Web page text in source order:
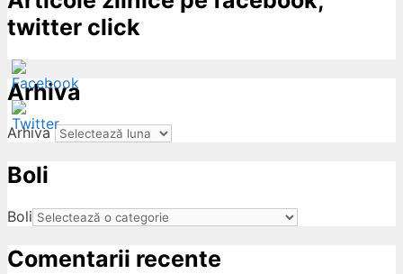
twitter click
Arhiva
Arhiva
Boli
Boli
Comentarii recente